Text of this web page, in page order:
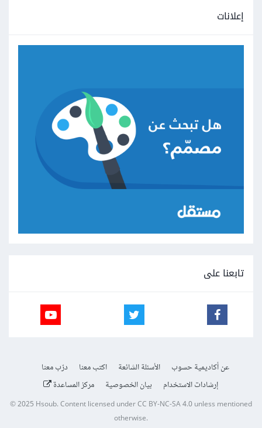
إعلانات
تابعنا على
عن أكاديمية حسوب الأسئلة الشائعة اكتب معنا
درّب معنا
إرشادات الاستخدام
بيان الخصوصية مركز المساعدة
© 2025Hsoub.Content licensed underCC BY-NC-SA 4.0unless mentioned
otherwise.